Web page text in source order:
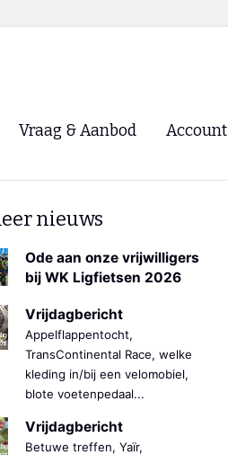
Vraag & Aanbod Account
nieuws
Ode aan onze vrijwilligers
bij WK Ligfietsen 2026
Vrijdagbericht
Appelflappentocht,
TransContinental Race, welke
kleding in/bij een velomobiel,
blote voetenpedaal...
Vrijdagbericht
Betuwe treffen, Yaïr,